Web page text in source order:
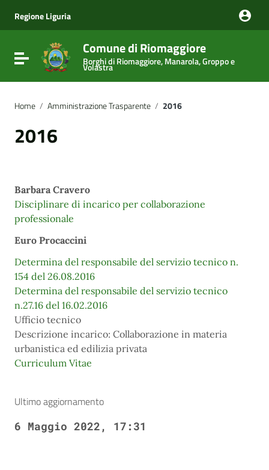
Vai al menu di navigazione
Vai al footer
Regione Liguria
Attiva / disattiva la navigazione
Comune di Riomaggiore
Borghi di Riomaggiore, Manarola, Groppo e
Volastra
Home / Amministrazione Trasparente / 2016
2016
Barbara Cravero
Disciplinare di incarico per collaborazione
professionale
Euro Procaccini
Determina del responsabile del servizio tecnico n.
154 del 26.08.2016
Determina del responsabile del servizio tecnico
n.27.16 del 16.02.2016
Ufficio tecnico
Descrizione incarico: Collaborazione in materia
urbanistica ed edilizia privata
Curriculum Vitae
Ultimo aggiornamento
6 Maggio 2022, 17:31